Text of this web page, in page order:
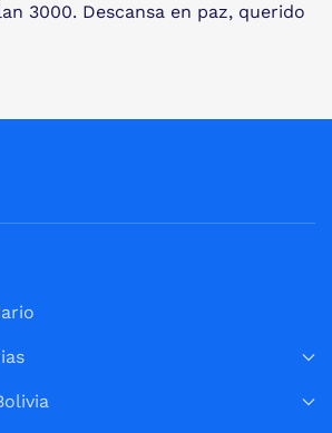
3000. Descansa en paz, querido